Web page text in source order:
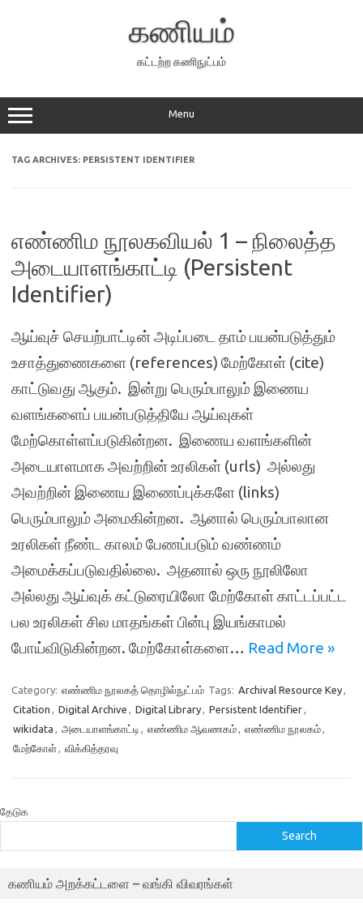
கணியம்
கட்டற்ற கணிநுட்பம்
Menu
TAG ARCHIVES: PERSISTENT IDENTIFIER
எண்ணிம நூலகவியல் 1 – நிலைத்த
அடையாளங்காட்டி (Persistent
Identifier)
ஆய்வுச் செயற்பாட்டின் அடிப்படை தாம் பயன்படுத்தும்
உசாத்துணைகளை (references) மேற்கோள் (cite)
காட்டுவது ஆகும். இன்று பெரும்பாலும் இணைய
வளங்களைப் பயன்படுத்தியே ஆய்வுகள்
மேற்கொள்ளப்படுகின்றன. இணைய வளங்களின்
அடையாளமாக அவற்றின் உரலிகள் (urls) அல்லது
அவற்றின் இணைய இணைப்புக்களே (links)
பெரும்பாலும் அமைகின்றன. ஆனால் பெரும்பாலான
உரலிகள் நீண்ட காலம் பேணப்படும் வண்ணம்
அமைக்கப்படுவதில்லை. அதனால் ஒரு நூலிலோ
அல்லது ஆய்வுக் கட்டுரையிலோ மேற்கோள் காட்டப்பட்ட
பல உரலிகள் சில மாதங்கள் பின்பு இயங்காமல்
போய்விடுகின்றன. மேற்கோள்களை… Read More »
Category: எண்ணிம நூலகத் தொழில்நுட்பம் Tags: Archival Resource Key,
Citation , Digital Archive , Digital Library, Persistent Identifier,
wikidata , அடையாளங்காட்டி , எண்ணிம ஆவணகம், எண்ணிம நூலகம்,
மேற்கோள், விக்கித்தரவு
தேடுக
Search
கணியம் அறக்கட்டளை – வங்கி விவரங்கள்